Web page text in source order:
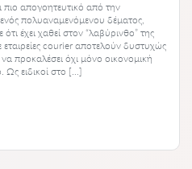
πιο απογοητευτικό από την
πολυαναμενόμενου δέματος,
έχει χαθεί στον “λαβύρινθο” της
courier αποτελούν δυστυχώς
προκαλέσει όχι μόνο οικονομική
Ως ειδικοί στο […]